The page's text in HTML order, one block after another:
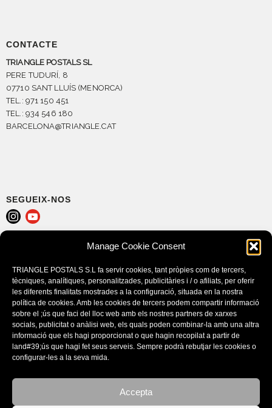
Manage Cookie Consent
TRIANGLE POSTALS S.L fa servir cookies, tant pròpies com de tercers,
tècniques, analítiques, personalitzades, publicitàries i / o afiliats, per oferir
les diferents finalitats mostrades a la configuració, situada en la nostra
política de cookies. Amb les cookies de tercers podem compartir informació
sobre el ;ús que faci del lloc web amb els nostres partners de xarxes
socials, publicitat o anàlisi web, els quals poden combinar-la amb una altra
informació que els hagi proporcionat o que hagin recopilat a partir de
land#39;ús que hagi fet seus serveis. Sempre podrà rebutjar les cookies o
configurar-les a la seva mida.
Accepta
CONTACTE
TRIANGLE POSTALS SL
PERE TUDURÍ, 8
07710 SANT LLUÍS (MENORCA)
TEL.: 971 150 451
TEL.: 934 546 180
BARCELONA@TRIANGLE.CAT
SEGUEIX-NOS
POLÍTICA DE COOKIES (EU)
CONDICIONS DE COMPRA